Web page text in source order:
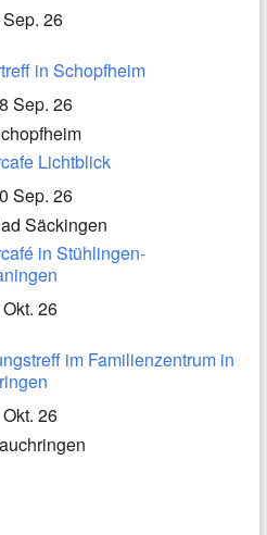
26
in Schopfheim
Sep. 26
Lichtblick
Sep. 26
Säckingen
in Stühlingen-
26
im Familienzentrum in
26